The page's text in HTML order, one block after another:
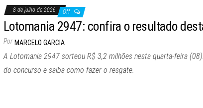
8 de julho de 2026 Off
Lotomania 2947: confira o resultado
Por MARCELO GARCIA
A Lotomania 2947 sorteou R$ 3,2 milhões nesta quarta-feira
do concurso e saiba como fazer o resgate.